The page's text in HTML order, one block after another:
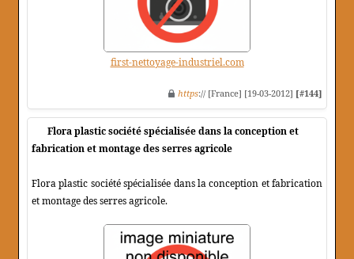
first-nettoyage-industriel.com
https:// [France] [19-03-2012] [#144]
Flora plastic société spécialisée dans la conception et
fabrication et montage des serres agricole
Flora plastic société spécialisée dans la conception et fabrication
et montage des serres agricole.